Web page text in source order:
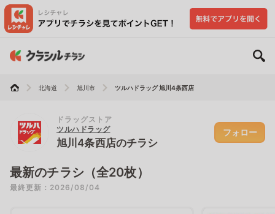
北海道 旭川市 ツルハドラッグ 旭川4条西店
ドラッグストア
ツルハドラッグ
旭川4条西店のチラシ
フォロー
最新のチラシ（全20枚）
最終更新：2026/08/04